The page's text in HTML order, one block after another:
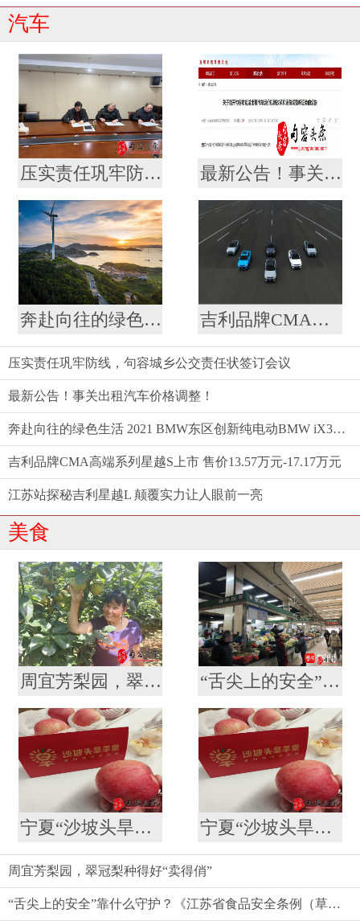
汽车
压实责任巩牢防线，句容城乡公交责任状签订会议 最新公告！事关出租汽车价格调整！
奔赴向往的绿色生活 2021 BMW东区创新纯电动BMW iX3仲夏格调之旅满电启程 吉利品牌CMA高端系列星越S上市 售价13.57万元-17.17万元
压实责任巩牢防线，句容城乡公交责任状签订会议
最新公告！事关出租汽车价格调整！
奔赴向往的绿色生活 2021 BMW东区创新纯电动BMW iX3仲夏格调之旅满电启程
吉利品牌CMA高端系列星越S上市 售价13.57万元-17.17万元
江苏站探秘吉利星越L 颠覆实力让人眼前一亮
美食
周宜芳梨园，翠冠梨种得好“卖得俏” “舌尖上的安全”靠什么守护？《江苏省食品安全条例（草案）》引发代表委员热议
宁夏“沙坡头旱苹果”喜登南京众彩市场 宁夏“沙坡头旱苹果”喜登南京众彩市场
周宜芳梨园，翠冠梨种得好“卖得俏”
“舌尖上的安全”靠什么守护？《江苏省食品安全条例（草案）》引发代表委员热议